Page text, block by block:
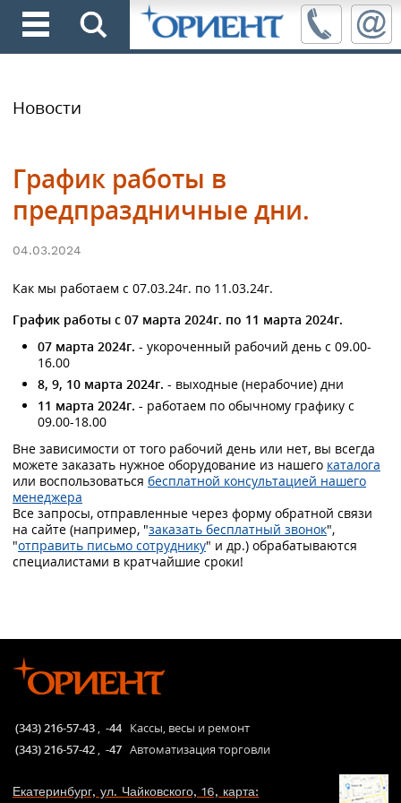
Новости
График работы в
предпраздничные дни.
04.03.2024
Как мы работаем с 07.03.24г. по 11.03.24г.
График работы с 07 марта 2024г. по 11 марта 2024г.
07 марта 2024г. - укороченный рабочий день с 09.00-
16.00
8, 9, 10 марта 2024г. - выходные (нерабочие) дни
11 марта 2024г. - работаем по обычному графику с
09.00-18.00
Вне зависимости от того рабочий день или нет, вы всегда
можете заказать нужное оборудование из нашего каталога
или воспользоваться бесплатной консультацией нашего
менеджера
Все запросы, отправленные через форму обратной связи
на сайте (например, "заказать бесплатный звонок",
"отправить письмо сотруднику" и др.) обрабатываются
специалистами в кратчайшие сроки!
(343) 216-57-43 , -44 Кассы, весы и ремонт
(343) 216-57-42 , -47 Автоматизация торговли
Екатеринбург, ул. Чайковского, 16, карта: